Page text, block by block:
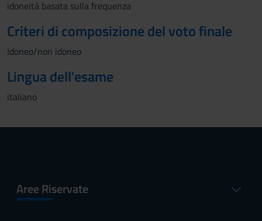
idoneità basata sulla frequenza
Criteri di composizione del voto finale
Idoneo/non idoneo
Lingua dell'esame
italiano
Aree Riservate